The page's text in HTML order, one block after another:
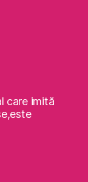
care imită